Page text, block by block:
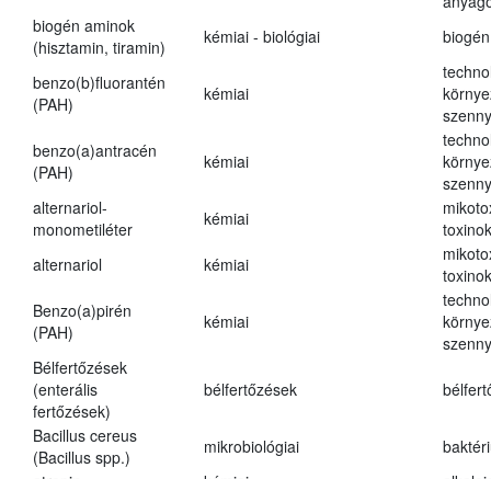
biogén aminok
(hisztamin, tiramin)
kémiai - biológiai
benzo(b)fluorantén
(PAH)
kémiai
benzo(a)antracén
(PAH)
kémiai
alternariol-
monometiléter
kémiai
toxinok
alternariol
kémiai
toxinok
Benzo(a)pirén
(PAH)
kémiai
Bélfertőzések
(enterális
fertőzések)
bélfertőzések
Bacillus cereus
(Bacillus spp.)
mikrobiológiai